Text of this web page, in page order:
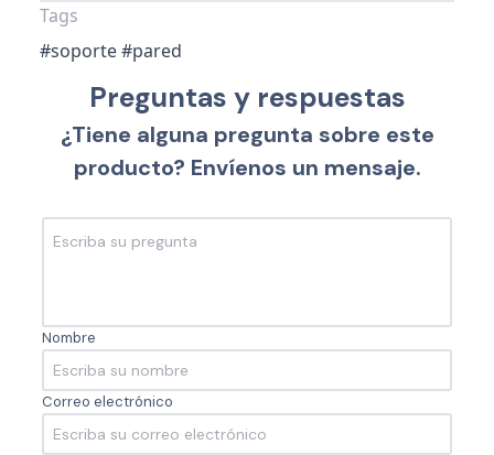
Tags
#soporte #pared
Preguntas y respuestas
¿Tiene alguna pregunta sobre este
producto? Envíenos un mensaje.
Nombre
Correo electrónico